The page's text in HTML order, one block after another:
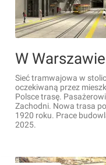
Sieć tramwajowa w
oczekiwaną przez
Polsce trasę.
Zachodni. Nowa trasa
1920 roku. Prace
2025.